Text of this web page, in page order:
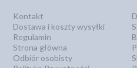
Kontakt
Dostawa i koszty wysyłki
Regulamin
Strona główna
Odbiór osobisty